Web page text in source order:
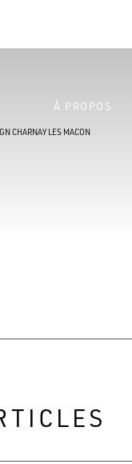
À PROPOS
CHARNAY LES MACON